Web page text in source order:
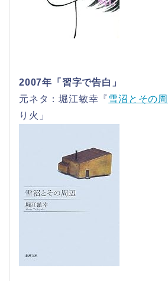
2007年「習字で告白」
元ネタ：堀江敏幸『雪沼とその周
り火」